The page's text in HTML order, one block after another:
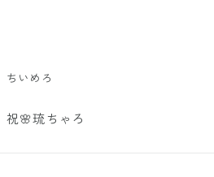
ちいめろ
祝🌸琉ちゃろ